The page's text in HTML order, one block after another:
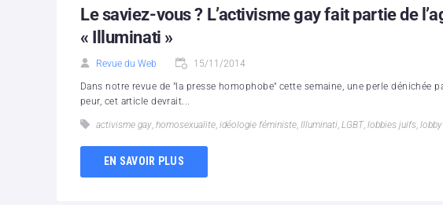
Le saviez-vous ? L’activisme gay fait partie de
« Illuminati »
Revue du Web 15/11/2014
Dans notre revue de "la presse homophobe" cette semaine, une perle dénichée
peur, cet article devrait...
activisme gay, homosexualite, idéologie féministe, Illuminati, LGBT, lobbies juifs,
EN SAVOIR PLUS